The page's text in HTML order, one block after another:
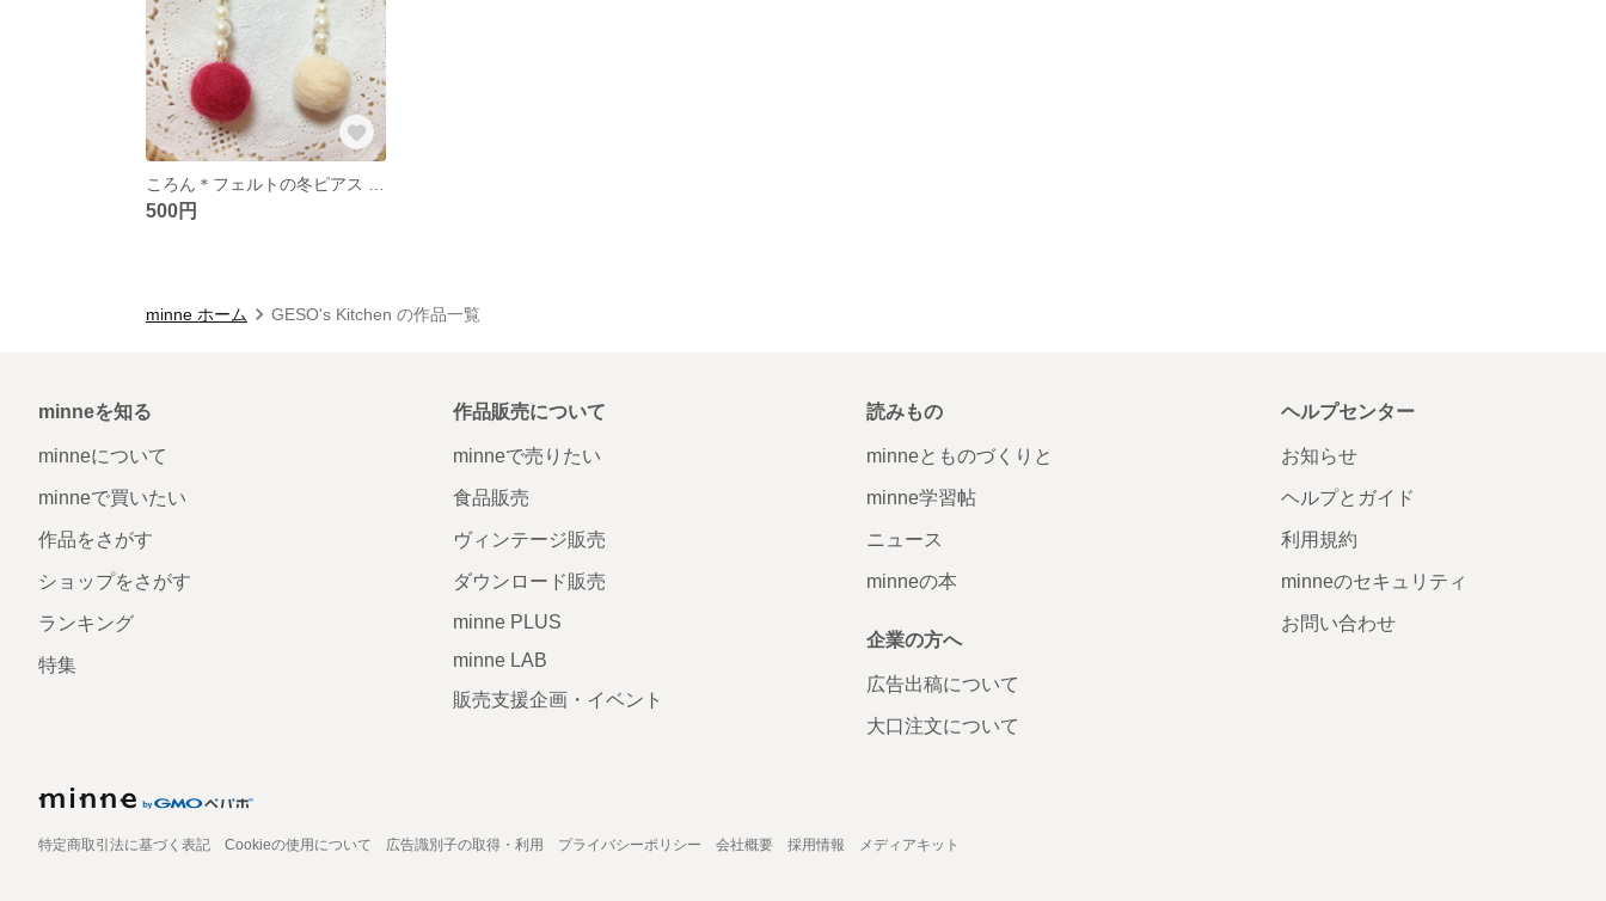
500円
minne ホーム GESO's Kitchen の作品一覧
minneを知る
minneについて
minneで買いたい
作品をさがす
ショップをさがす
ランキング
特集
作品販売について
minneで売りたい
食品販売
ヴィンテージ販売
ダウンロード販売
minne PLUS
minne LAB
販売支援企画・イベント
読みもの
minneとものづくりと
minne学習帖
ニュース
minneの本
企業の方へ
広告出稿について
大口注文について
ヘルプセンター
お知らせ
ヘルプとガイド
利用規約
minneのセキュリティ
お問い合わせ
特定商取引法に基づく表記 Cookieの使用について 広告識別子の取得・利用 プライバシーポリシー 会社概要 採用情報 メディアキット